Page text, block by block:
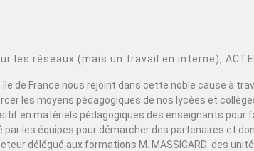
les réseaux (mais un travail en interne),
île de France nous rejoint dans cette noble cause à
les moyens pédagogiques de nos lycées et
en matériels pédagogiques des enseignants pour
les équipes pour démarcher des partenaires et
délégué aux formations M. MASSICARD: des